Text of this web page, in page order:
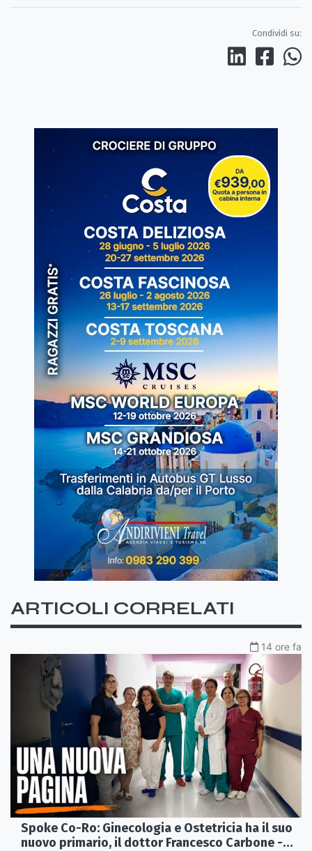
Condividi su:
ARTICOLI CORRELATI
14 ore fa
Spoke Co-Ro: Ginecologia e Ostetricia ha il suo
nuovo primario, il dottor Francesco Carbone -